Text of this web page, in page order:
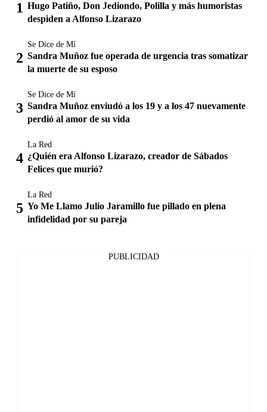
Hugo Patiño, Don Jediondo, Polilla y más humoristas
despiden a Alfonso Lizarazo
Se Dice de Mí
Sandra Muñoz fue operada de urgencia tras somatizar
la muerte de su esposo
Se Dice de Mí
Sandra Muñoz enviudó a los 19 y a los 47 nuevamente
perdió al amor de su vida
La Red
¿Quién era Alfonso Lizarazo, creador de Sábados
Felices que murió?
La Red
Yo Me Llamo Julio Jaramillo fue pillado en plena
infidelidad por su pareja
PUBLICIDAD